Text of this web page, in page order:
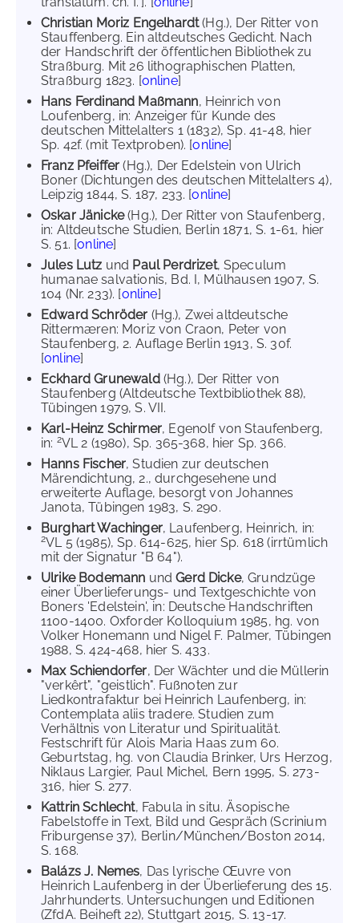
Christian Moriz Engelhardt(Hg.), Der Ritter von
Stauffenberg. Ein altdeutsches Gedicht. Nach
der Handschrift der öffentlichen Bibliothek zu
Straßburg. Mit 26 lithographischen Platten,
Straßburg 1823. [online]
Hans Ferdinand Maßmann, Heinrich von
Loufenberg, in: Anzeiger für Kunde des
deutschen Mittelalters 1 (1832), Sp. 41-48, hier
Sp. 42f. (mit Textproben). [online]
Franz Pfeiffer(Hg.), Der Edelstein von Ulrich
Boner (Dichtungen des deutschen Mittelalters 4),
Leipzig 1844, S. 187, 233. [online]
Oskar Jänicke(Hg.), Der Ritter von Staufenberg,
in: Altdeutsche Studien, Berlin 1871, S. 1-61, hier
S. 51. [online]
Jules Lutz und Paul Perdrizet, Speculum
humanae salvationis, Bd. I, Mülhausen 1907, S.
104 (Nr. 233). [online]
Edward Schröder (Hg.), Zwei altdeutsche
Rittermæren: Moriz von Craon, Peter von
Staufenberg, 2. Auflage Berlin 1913, S. 30f.
[online]
Eckhard Grunewald (Hg.), Der Ritter von
Staufenberg (Altdeutsche Textbibliothek 88),
Tübingen 1979, S. VII.
Karl-Heinz Schirmer, Egenolf von Staufenberg,
in: 2VL 2 (1980), Sp. 365-368, hier Sp. 366.
Hanns Fischer, Studien zur deutschen
Märendichtung, 2., durchgesehene und
erweiterte Auflage, besorgt von Johannes
Janota, Tübingen 1983, S. 290.
Burghart Wachinger, Laufenberg, Heinrich, in:
2VL 5 (1985), Sp. 614-625, hier Sp. 618 (irrtümlich
mit der Signatur "B 64").
Ulrike Bodemann undGerd Dicke, Grundzüge
einer Überlieferungs- und Textgeschichte von
Boners 'Edelstein', in: Deutsche Handschriften
1100-1400. Oxforder Kolloquium 1985, hg. von
Volker Honemann und Nigel F. Palmer, Tübingen
1988, S. 424-468, hier S. 433.
Max Schiendorfer, Der Wächter und die Müllerin
"verkêrt", "geistlich". Fußnoten zur
Liedkontrafaktur bei Heinrich Laufenberg, in:
Contemplata aliis tradere. Studien zum
Verhältnis von Literatur und Spiritualität.
Festschrift für Alois Maria Haas zum 60.
Geburtstag, hg. von Claudia Brinker, Urs Herzog,
Niklaus Largier, Paul Michel, Bern 1995, S. 273-
316, hier S. 277.
Kattrin Schlecht, Fabula in situ. Äsopische
Fabelstoffe in Text, Bild und Gespräch (Scrinium
Friburgense 37), Berlin/München/Boston 2014,
S. 168.
Balázs J. Nemes, Das lyrische Œuvre von
Heinrich Laufenberg in der Überlieferung des 15.
Jahrhunderts. Untersuchungen und Editionen
(ZfdA. Beiheft 22), Stuttgart 2015, S. 13-17.